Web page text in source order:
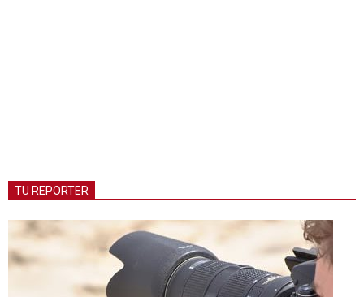
TU REPORTER